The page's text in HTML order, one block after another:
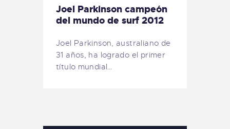
Joel Parkinson campeón
del mundo de surf 2012
Joel Parkinson, australiano de
31 años, ha logrado el primer
título mundial…